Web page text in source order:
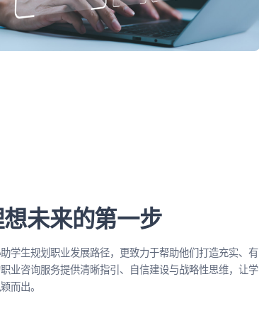
未来的第一步
学生规划职业发展路径，更致力于帮助他们打造充实、有
业咨询服务提供清晰指引、自信建设与战略性思维，让学
而出。